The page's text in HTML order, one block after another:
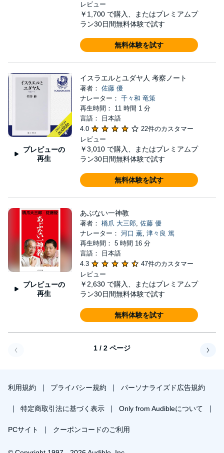
レビュー
￥1,700 で購入、またはプレミアムプ
ラン30日間無料体験で試す
無料体験を試す
プレビューの
再生
イスラエルとユダヤ人 考察ノート
著者： 佐藤 優
ナレーター： 千々和 竜策
再生時間： 11 時間 1 分
言語： 日本語
4.0
22件のカスタマー
レビュー
￥3,010 で購入、またはプレミアムプ
ラン30日間無料体験で試す
無料体験を試す
プレビューの
再生
あぶない一神教
著者： 橋爪 大三郎, 佐藤 優
ナレーター： 河口 薫, 津々良 篤
再生時間： 5 時間 16 分
言語： 日本語
4.3
47件のカスタマー
レビュー
￥2,630 で購入、またはプレミアムプ
ラン30日間無料体験で試す
無料体験を試す
1 / 2 ページ
利用規約 プライバシー規約 パーソナライズド広告規約
特定商取引法に基づく表示 Only from Audibleについて
PCサイト クーポンコードのご利用